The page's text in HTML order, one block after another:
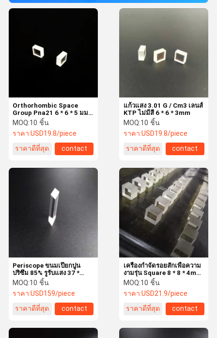
แก้วแสง 3.01 G / Cm3 เลนส์
KTP ไม่มีสี 6 * 6 * 3mm
MOQ:10 ชิ้น
ราคา:USD19.8/piece
ราคาดีที่สุด
contact
Orthorhombic Space
Group Pna21 6 * 6 * 5 มม.
KTP คริสตัล
MOQ:10 ชิ้น
ราคา:USD19.8/piece
ราคาดีที่สุด
contact
เครื่องกำจัดรอยสักเพื่อความ
งามรุ่น Square 8 * 8 * 4mm
KTP
MOQ:10 ชิ้น
ราคา:USD21.9/piece
ราคาดีที่สุด
contact
Periscope ขนมเปียกปูน
ปริซึม 85% รูรับแสง 37 *
5.57 * 2.12 มม. KTP
คริสตัล
MOQ:10 ชิ้น
ราคา:USD159/piece
ราคาดีที่สุด
contact